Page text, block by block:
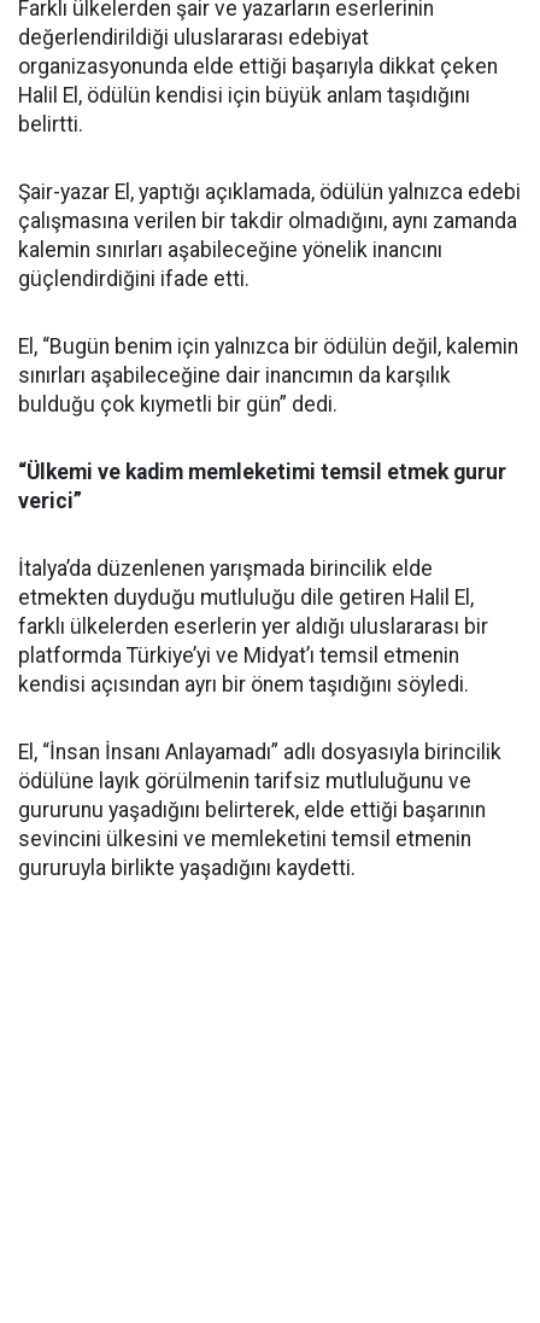
Farklı ülkelerden şair ve yazarların eserlerinin
değerlendirildiği uluslararası edebiyat
organizasyonunda elde ettiği başarıyla dikkat çeken
Halil El, ödülün kendisi için büyük anlam taşıdığını
belirtti.
Şair-yazar El, yaptığı açıklamada, ödülün yalnızca edebi
çalışmasına verilen bir takdir olmadığını, aynı zamanda
kalemin sınırları aşabileceğine yönelik inancını
güçlendirdiğini ifade etti.
El, “Bugün benim için yalnızca bir ödülün değil, kalemin
sınırları aşabileceğine dair inancımın da karşılık
bulduğu çok kıymetli bir gün” dedi.
“Ülkemi ve kadim memleketimi temsil etmek gurur
verici”
İtalya’da düzenlenen yarışmada birincilik elde
etmekten duyduğu mutluluğu dile getiren Halil El,
farklı ülkelerden eserlerin yer aldığı uluslararası bir
platformda Türkiye’yi ve Midyat’ı temsil etmenin
kendisi açısından ayrı bir önem taşıdığını söyledi.
El, “İnsan İnsanı Anlayamadı” adlı dosyasıyla birincilik
ödülüne layık görülmenin tarifsiz mutluluğunu ve
gururunu yaşadığını belirterek, elde ettiği başarının
sevincini ülkesini ve memleketini temsil etmenin
gururuyla birlikte yaşadığını kaydetti.